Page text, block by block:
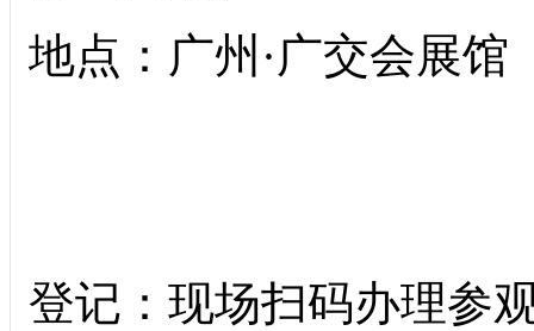
地点：广州·广交会展馆
登记：现场扫码办理参